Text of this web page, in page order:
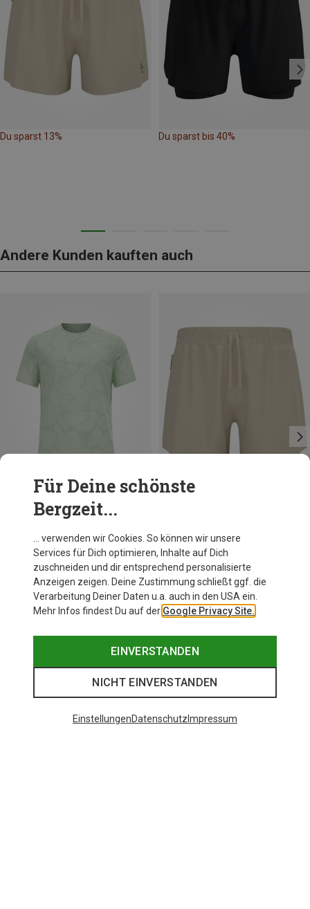
Du sparst 13% Du sparst bis 40%
Andere Kunden kauften auch
Du sparst 45%
Für Deine schönste
Bergzeit...
… verwenden wir Cookies. So können wir unsere
Services für Dich optimieren, Inhalte auf Dich
zuschneiden und dir entsprechend personalisierte
Anzeigen zeigen. Deine Zustimmung schließt ggf. die
Verarbeitung Deiner Daten u.a. auch in den USA ein.
Mehr Infos findest Du auf der Google Privacy Site.
EINVERSTANDEN
NICHT EINVERSTANDEN
EinstellungenDatenschutz Impressum